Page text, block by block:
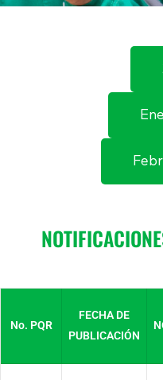
No. PQR
FECHA DE
PUBLICACIÓN